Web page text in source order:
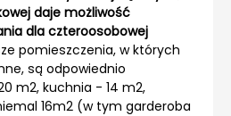
daje możliwość
dla czteroosobowej
pomieszczenia, w których
są odpowiednio
m2, kuchnia - 14 m2,
16m2 (w tym garderoba